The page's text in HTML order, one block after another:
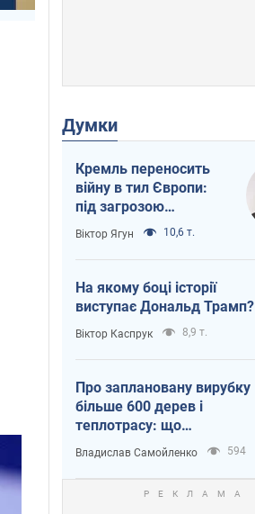
Думки
Кремль переносить
війну в тил Європи:
під загрозою
критична логістика
Віктор Ягун 10,6 т.
На якому боці історії
виступає Дональд Трамп?
Віктор Каспрук 8,9 т.
Про заплановану вирубку
більше 600 дерев і
теплотрасу: що
відбувається на Теремках
у Києві
Владислав Самойленко 594